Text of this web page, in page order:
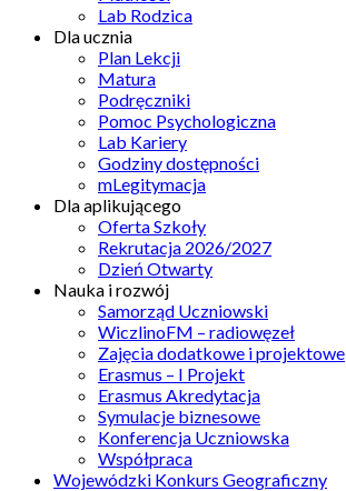
Lab Rodzica
Dla ucznia
Plan Lekcji
Matura
Podręczniki
Pomoc Psychologiczna
Lab Kariery
Godziny dostępności
mLegitymacja
Dla aplikującego
Oferta Szkoły
Rekrutacja 2026/2027
Dzień Otwarty
Nauka i rozwój
Samorząd Uczniowski
WiczlinoFM – radiowęzeł
Zajęcia dodatkowe i projektowe
Erasmus – I Projekt
Erasmus Akredytacja
Symulacje biznesowe
Konferencja Uczniowska
Współpraca
Wojewódzki Konkurs Geograficzny